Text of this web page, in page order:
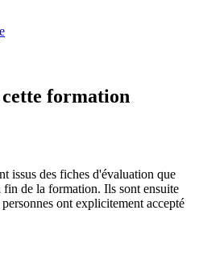
formation
issus des fiches d'évaluation que
fin de la formation. Ils sont ensuite
ont explicitement accepté